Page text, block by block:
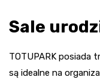
Sale
TOTUPARK posiada
są idealne na